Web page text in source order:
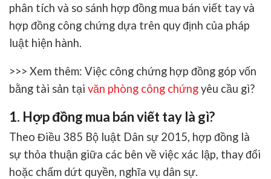
phân tích và so sánh hợp đồng mua bán viết tayvà
hợp đồng công chứng dựa trên quy định của pháp
luật hiện hành.
>>> Xem thêm: Việc công chứng hợp đồng góp vốn
bằng tài sản tại văn phòng công chứngyêu cầu gì?
1. Hợp đồng mua bán viết tay là gì?
Theo Điều 385 Bộ luật Dân sự 2015, hợp đồng là
sự thỏa thuận giữa các bên về việc xác lập, thay đổi
hoặc chấm dứt quyền, nghĩa vụ dân sự.